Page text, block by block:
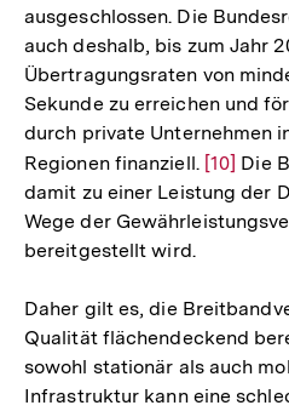
ausgeschlossen. Die
auch deshalb, bis zum Jahr
Übertragungsraten von
Sekunde zu erreichen und
durch private Unternehmen
Regionen finanziell. Zur
der
[10] Die
damit zu einer Leistung der
Wege der
bereitgestellt wird.
Daher gilt es, die
Qualität flächendeckend
sowohl stationär als auch
Infrastruktur kann eine